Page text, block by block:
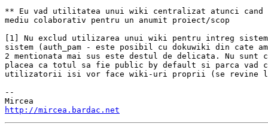
** Eu vad utilitatea unui wiki centralizat atunci cand
mediu colaborativ pentru un anumit proiect/scop
[1] Nu exclud utilizarea unui wiki pentru intreg
sistem (auth_pam - este posibil cu dokuwiki din cate
2 mentionata mai sus este destul de delicata. Nu sunt
placea ca totul sa fie public by default si parca vad
utilizatorii isi vor face wiki-uri proprii (se revine
--
http://mircea.bardac.net